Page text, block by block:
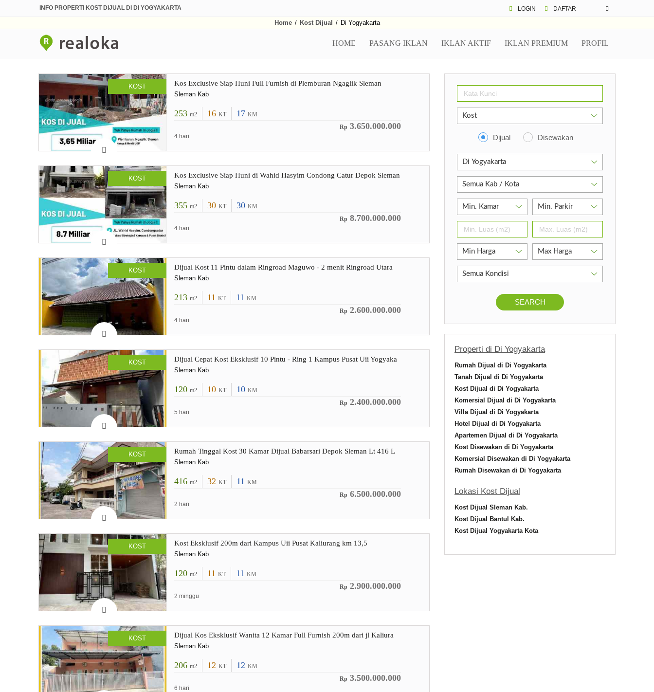
INFO PROPERTI KOST DIJUAL DI DI YOGYAKARTA LOGIN DAFTAR
Home / Kost Dijual / Di Yogyakarta
HOME PASANG IKLAN IKLAN AKTIF IKLAN PREMIUM PROFIL
KOST Kos Exclusive Siap Huni Full Furnish di Plemburan Ngaglik Sleman
Sleman Kab
253 m2 16 KT 17 KM
Rp 3.650.000.000
4 hari
KOST Kos Exclusive Siap Huni di Wahid Hasyim Condong Catur Depok Sleman
Sleman Kab
355 m2 30 KT 30 KM
Rp 8.700.000.000
4 hari
KOST Dijual Kost 11 Pintu dalam Ringroad Maguwo - 2 menit Ringroad Utara
Sleman Kab
213 m2 11 KT 11 KM
Rp 2.600.000.000
4 hari
KOST Dijual Cepat Kost Eksklusif 10 Pintu - Ring 1 Kampus Pusat Uii Yogyaka
Sleman Kab
120 m2 10 KT 10 KM
Rp 2.400.000.000
5 hari
KOST Rumah Tinggal Kost 30 Kamar Dijual Babarsari Depok Sleman Lt 416 L
Sleman Kab
416 m2 32 KT 11 KM
Rp 6.500.000.000
2 hari
KOST Kost Eksklusif 200m dari Kampus Uii Pusat Kaliurang km 13,5
Sleman Kab
120 m2 11 KT 11 KM
Rp 2.900.000.000
2 minggu
KOST Dijual Kos Eksklusif Wanita 12 Kamar Full Furnish 200m dari jl Kaliura
Sleman Kab
206 m2 12 KT 12 KM
Rp 3.500.000.000
6 hari
Dijual Disewakan
SEARCH
Properti di Di Yogyakarta
Rumah Dijual di Di Yogyakarta
Tanah Dijual di Di Yogyakarta
Kost Dijual di Di Yogyakarta
Komersial Dijual di Di Yogyakarta
Villa Dijual di Di Yogyakarta
Hotel Dijual di Di Yogyakarta
Apartemen Dijual di Di Yogyakarta
Kost Disewakan di Di Yogyakarta
Komersial Disewakan di Di Yogyakarta
Rumah Disewakan di Di Yogyakarta
Lokasi Kost Dijual
Kost Dijual Sleman Kab.
Kost Dijual Bantul Kab.
Kost Dijual Yogyakarta Kota